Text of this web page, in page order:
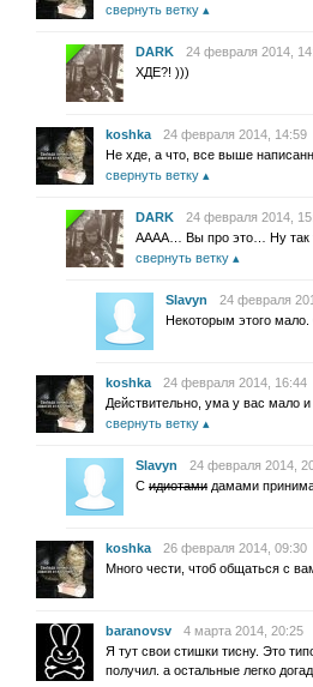
свернуть ветку
DARK
24 февраля 2014,
ХДЕ?! )))
koshka
24 февраля 2014, 14:59
Не хде, а что, все выше
свернуть ветку
DARK
24 февраля 2014,
АААА… Вы про это… Ну так
свернуть ветку
Slavyn
24 февраля
Некоторым этого
koshka
24 февраля 2014, 16:44
Действительно, ума у вас мало
свернуть ветку
Slavyn
24 февраля 2014,
С идиотами дамами
koshka
26 февраля 2014, 09:30
Много чести, чтоб общаться с
baranovsv
4 марта 2014, 20:25
Я тут свои стишки тисну. Это
получил. а остальные легко